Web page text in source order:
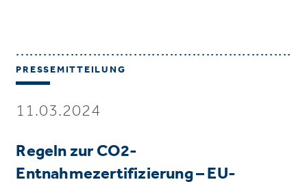
PRESSEMITTEILUNG
11.03.2024
Regeln zur CO2-
Entnahmezertifizierung – EU-